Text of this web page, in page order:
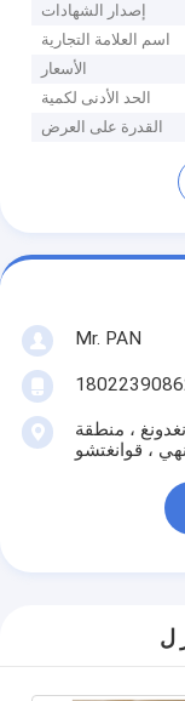
إصدار الشهادات
اسم العلامة التجارية
الأسعار
الحد الأدنى لكمية
القدرة على العرض
Mr. PAN
، تانغدونغ ، منطقة
، قوانغتشو
ل